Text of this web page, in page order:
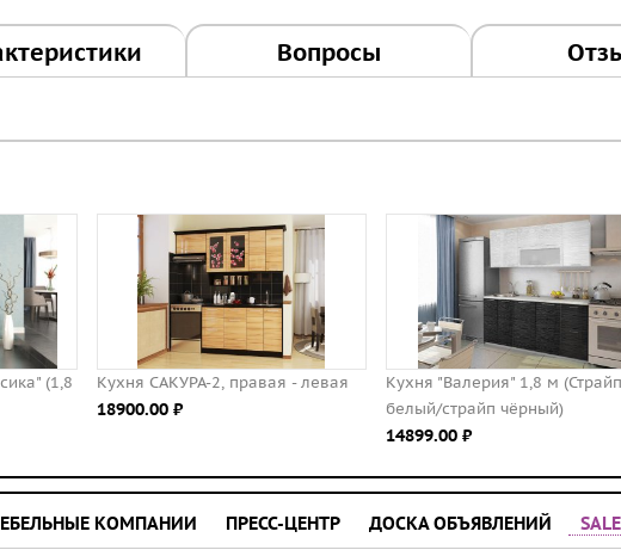
Вопросы
2, правая - левая
Кухня "Валерия" 1,8 м (Страйп
Кухня САКУРА-
19900.00 ⃏
КОМПАНИИ ПРЕСС-ЦЕНТР ДОСКА ОБЪЯВЛЕНИЙ SALE